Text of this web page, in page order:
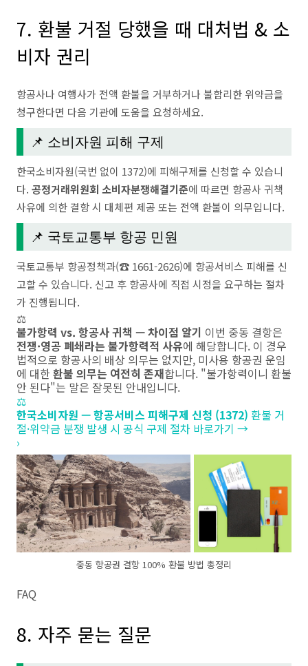
7. 환불 거절 당했을 때 대처법 & 소
비자 권리
항공사나 여행사가 전액 환불을 거부하거나 불합리한 위약금을
청구한다면 다음 기관에 도움을 요청하세요.
📌 소비자원 피해 구제
한국소비자원(국번 없이 1372)에 피해구제를 신청할 수 있습니
다. 공정거래위원회 소비자분쟁해결기준에 따르면 항공사 귀책
사유에 의한 결항 시 대체편 제공 또는 전액 환불이 의무입니다.
📌 국토교통부 항공 민원
국토교통부 항공정책과(☎ 1661-2626)에 항공서비스 피해를 신
고할 수 있습니다. 신고 후 항공사에 직접 시정을 요구하는 절차
가 진행됩니다.
⚖️
불가항력 vs. 항공사 귀책 — 차이점 알기 이번 중동 결항은
전쟁·영공 폐쇄라는 불가항력적 사유에 해당합니다. 이 경우
법적으로 항공사의 배상 의무는 없지만, 미사용 항공권 운임
에 대한 환불 의무는 여전히 존재합니다. "불가항력이니 환불
안 된다"는 말은 잘못된 안내입니다.
⚖️
한국소비자원 — 항공서비스 피해구제 신청 (1372) 환불 거
절·위약금 분쟁 발생 시 공식 구제 절차 바로가기 →
›
중동 항공권 결항 100% 환불 방법 총정리
FAQ
8. 자주 묻는 질문